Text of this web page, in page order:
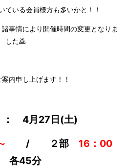
ている会員様方も多いかと！！
事情により開催時間の変更となりま
した🙇
内申し上げます！！
： 4月27日(土)
/ ２部 16：00
各45分